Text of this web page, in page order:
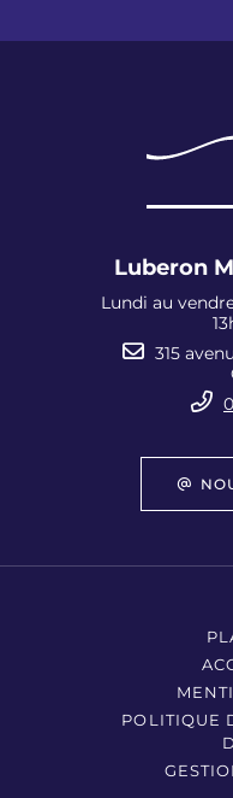
Luberon
Lundi au
315
POLITIQUE